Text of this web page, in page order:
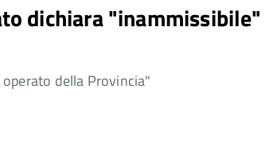
dichiara "inammissibile"
della Provincia"